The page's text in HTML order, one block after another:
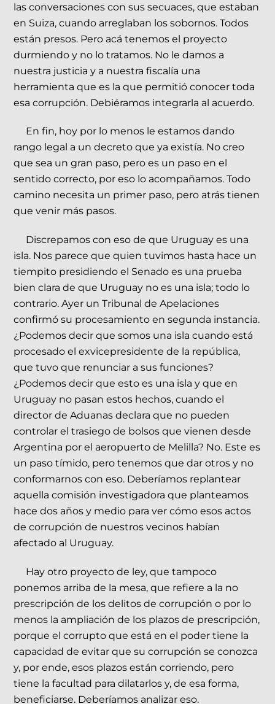
las conversaciones con sus secuaces, que estaban
en Suiza, cuando arreglaban los sobornos. Todos
están presos. Pero acá tenemos el proyecto
durmiendo y no lo tratamos. No le damos a
nuestra justicia y a nuestra fiscalía una
herramienta que es la que permitió conocer toda
esa corrupción. Debiéramos integrarla al acuerdo.
En fin, hoy por lo menos le estamos dando
rango legal a un decreto que ya existía. No creo
que sea un gran paso, pero es un paso en el
sentido correcto, por eso lo acompañamos. Todo
camino necesita un primer paso, pero atrás tienen
que venir más pasos.
Discrepamos con eso de que Uruguay es una
isla. Nos parece que quien tuvimos hasta hace un
tiempito presidiendo el Senado es una prueba
bien clara de que Uruguay no es una isla; todo lo
contrario. Ayer un Tribunal de Apelaciones
confirmó su procesamiento en segunda instancia.
¿Podemos decir que somos una isla cuando está
procesado el exvicepresidente de la república,
que tuvo que renunciar a sus funciones?
¿Podemos decir que esto es una isla y que en
Uruguay no pasan estos hechos, cuando el
director de Aduanas declara que no pueden
controlar el trasiego de bolsos que vienen desde
Argentina por el aeropuerto de Melilla? No. Este es
un paso tímido, pero tenemos que dar otros y no
conformarnos con eso. Deberíamos replantear
aquella comisión investigadora que planteamos
hace dos años y medio para ver cómo esos actos
de corrupción de nuestros vecinos habían
afectado al Uruguay.
Hay otro proyecto de ley, que tampoco
ponemos arriba de la mesa, que refiere a la no
prescripción de los delitos de corrupción o por lo
menos la ampliación de los plazos de prescripción,
porque el corrupto que está en el poder tiene la
capacidad de evitar que su corrupción se conozca
y, por ende, esos plazos están corriendo, pero
tiene la facultad para dilatarlos y, de esa forma,
beneficiarse. Deberíamos analizar eso.